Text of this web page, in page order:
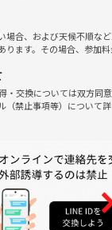
場合、および天候不順な
ります。その場合、参加料
・交換については双方同
（禁止事項等）について